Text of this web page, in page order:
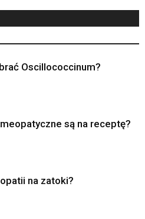
Oscillococcinum?
są na receptę?
na zatoki?